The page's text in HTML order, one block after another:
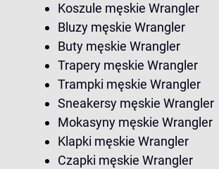
Koszule męskie Wrangler
Bluzy męskie Wrangler
Buty męskie Wrangler
Trapery męskie Wrangler
Trampki męskie Wrangler
Sneakersy męskie Wrangler
Mokasyny męskie Wrangler
Klapki męskie Wrangler
Czapki męskie Wrangler